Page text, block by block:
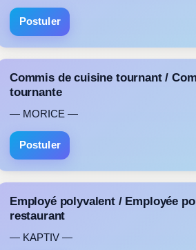
Postuler
Commis de cuisine tournant /
tournante
— MORICE —
Postuler
Employé polyvalent / Employée
restaurant
— KAPTIV —